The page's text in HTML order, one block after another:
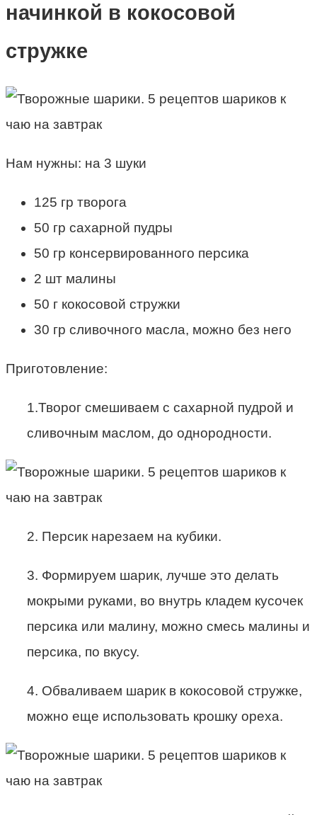
начинкой в кокосовой
стружке
Нам нужны: на 3 шуки
125 гр творога
50 гр сахарной пудры
50 гр консервированного персика
2 шт малины
50 г кокосовой стружки
30 гр сливочного масла, можно без него
Приготовление:
1.Творог смешиваем с сахарной пудрой и
сливочным маслом, до однородности.
2. Персик нарезаем на кубики.
3. Формируем шарик, лучше это делать
мокрыми руками, во внутрь кладем кусочек
персика или малину, можно смесь малины и
персика, по вкусу.
4. Обваливаем шарик в кокосовой стружке,
можно еще использовать крошку ореха.